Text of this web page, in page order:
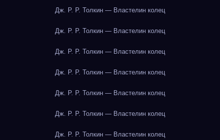
Дж. Р. Р. Толкин — Властелин колец
Дж. Р. Р. Толкин — Властелин колец
Дж. Р. Р. Толкин — Властелин колец
Дж. Р. Р. Толкин — Властелин колец
Дж. Р. Р. Толкин — Властелин колец
Дж. Р. Р. Толкин — Властелин колец
Дж. Р. Р. Толкин — Властелин колец